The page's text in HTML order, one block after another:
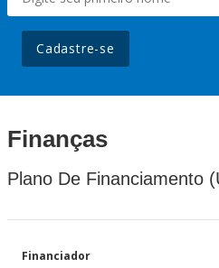
Cadastre-se
Finanças
Plano De Financiamento
Financiador